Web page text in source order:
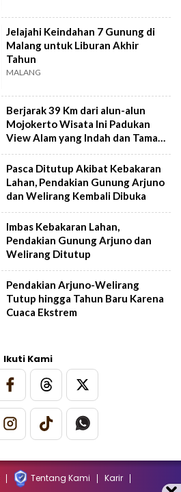
Jelajahi Keindahan 7 Gunung di
Malang untuk Liburan Akhir
Tahun
MALANG
Berjarak 39 Km dari alun-alun
Mojokerto Wisata Ini Padukan
View Alam yang Indah dan Taman
Pasca Ditutup Akibat Kebakaran
Lahan, Pendakian Gunung Arjuno
dan Welirang Kembali Dibuka
Imbas Kebakaran Lahan,
Pendakian Gunung Arjuno dan
Welirang Ditutup
Pendakian Arjuno-Welirang
Tutup hingga Tahun Baru Karena
Cuaca Ekstrem
Ikuti Kami
Tentang Kami
Karir